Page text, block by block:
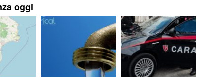
oggi